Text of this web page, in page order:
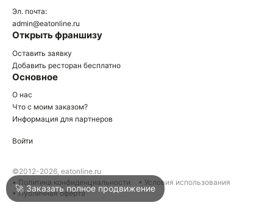
Войти
Написать в техподдержку
Эл. почта:
admin@eatonline.ru
Открыть франшизу
Оставить заявку
Добавить ресторан бесплатно
Основное
О нас
Что с моим заказом?
Информация для партнеров
Войти
©2012-2026, eatonline.ru
• Политика конфиденциальности
• Условия использования
• Публичная оферта
🚀 Заказать полное продвижение